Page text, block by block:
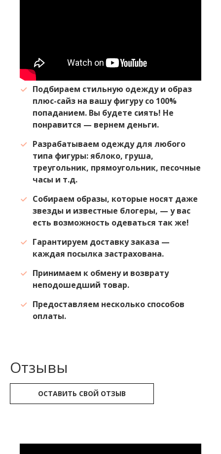
Подбираем стильную одежду и образ
плюс-сайз на вашу фигуру со 100%
попаданием. Вы будете сиять! Не
понравится — вернем деньги.
Разрабатываем одежду для любого
типа фигуры: яблоко, груша,
треугольник, прямоугольник, песочные
часы и т.д.
Собираем образы, которые носят даже
звезды и известные блогеры, — у вас
есть возможность одеваться так же!
Гарантируем доставку заказа —
каждая посылка застрахована.
Принимаем к обмену и возврату
неподошедший товар.
Предоставляем несколько способов
оплаты.
Отзывы
ОСТАВИТЬ СВОЙ ОТЗЫВ